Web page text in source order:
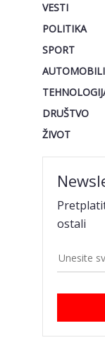
VESTI
POLITIKA
SPORT
AUTOMOBILI
DRUŠTVO
ŽIVOT
ostali